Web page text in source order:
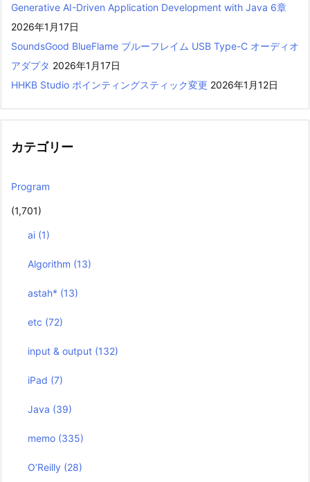
Generative AI-Driven Application Development with Java 6章
2026年1月17日
SoundsGood BlueFlame ブルーフレイム USB Type-C オーディオ
アダプタ 2026年1月17日
HHKB Studio ポインティングスティック変更 2026年1月12日
カテゴリー
Program
(1,701)
ai (1)
Algorithm (13)
astah* (13)
etc (72)
input & output (132)
iPad (7)
Java (39)
memo (335)
O’Reilly (28)